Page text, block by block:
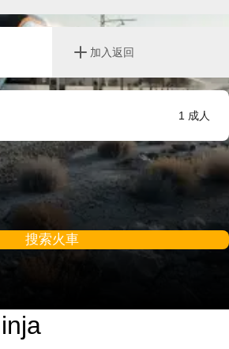
加入返回
1 成人
搜索火車